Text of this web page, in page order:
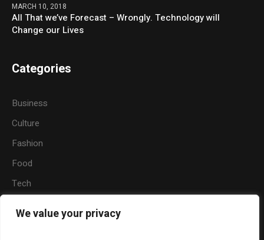
We value your privacy
MARCH 10, 2018
All That we’ve Forecast – Wrongly. Technology will
Change our Lives
Categories
Business
Culture
Fashion
Food
Tech